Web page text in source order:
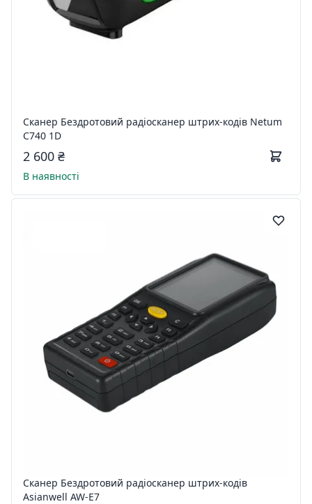
Сканер Бездротовий радіосканер штрих-кодів Netum
C740 1D
2 600 ₴
В наявності
Сканер Бездротовий радіосканер штрих-кодів
Asianwell AW-E7